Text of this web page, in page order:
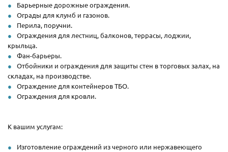
Барьерные дорожные ограждения.
Ограды для клумб и газонов.
Перила, поручни.
Ограждения для лестниц, балконов, террасы, лоджии,
крыльца.
Фан-барьеры.
Отбойники и ограждения для защиты стен в торговых залах, на
складах, на производстве.
Ограждение для контейнеров ТБО.
Ограждения для кровли.
К вашим услугам:
Изготовление ограждений из черного или нержавеющего